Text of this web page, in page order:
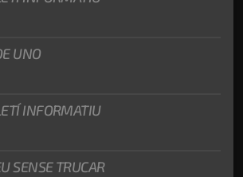
UNO
INFORMATIU
SENSE TRUCAR